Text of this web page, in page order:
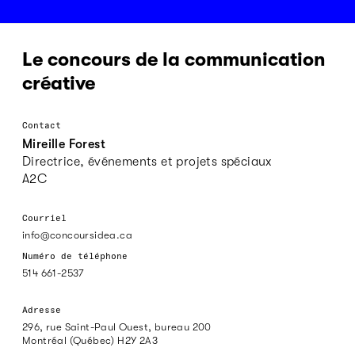
Le concours de la communication
créative
Contact
Mireille Forest
Directrice, événements et projets spéciaux
A2C
Courriel
info@concoursidea.ca
Numéro de téléphone
514 661-2537
Adresse
296, rue Saint-Paul Ouest, bureau 200
Montréal (Québec) H2Y 2A3